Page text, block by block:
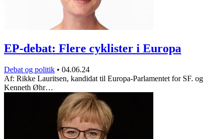
EP-debat: Flere cyklister i Europa
Debat og politik • 04.06.24
Af: Rikke Lauritsen, kandidat til Europa-Parlamentet for SF. og
Kenneth Øhr…